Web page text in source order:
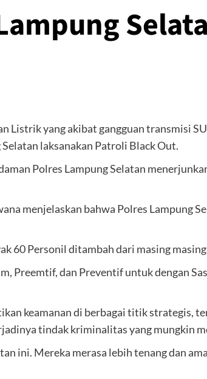
Listrik yang akibat gangguan transmisi
laksanakan Patroli Black Out.
Polres Lampung Selatan
menjelaskan bahwa Polres Lampung
60 Personil ditambah dari masing
Preemtif, dan Preventif untuk dengan
keamanan di berbagai titik strategis,
tindak kriminalitas yang mungkin
ini. Mereka merasa lebih tenang dan